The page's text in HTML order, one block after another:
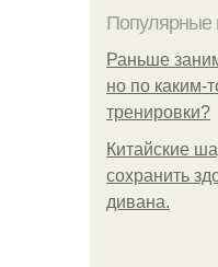
Популярные
Раньше
но по каким-
тренировки?
Китайские
сохранить
дивана.